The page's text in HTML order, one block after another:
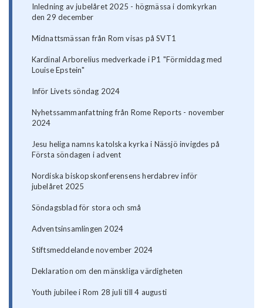
Inledning av jubelåret 2025 - högmässa i domkyrkan
den 29 december
Midnattsmässan från Rom visas på SVT1
Kardinal Arborelius medverkade i P1 "Förmiddag med
Louise Epstein"
Inför Livets söndag 2024
Nyhetssammanfattning från Rome Reports - november
2024
Jesu heliga namns katolska kyrka i Nässjö invigdes på
Första söndagen i advent
Nordiska biskopskonferensens herdabrev inför
jubelåret 2025
Söndagsblad för stora och små
Adventsinsamlingen 2024
Stiftsmeddelande november 2024
Deklaration om den mänskliga värdigheten
Youth jubilee i Rom 28 juli till 4 augusti